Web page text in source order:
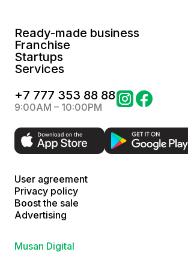
Ready-made business
Franchise
Startups
Services
+7 777 353 88 88
9:00AM – 10:00PM
User agreement
Privacy policy
Boost the sale
Advertising
Musan Digital